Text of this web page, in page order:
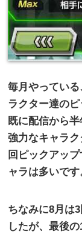
毎月やっている
ラクター達の
既に配信から
強力なキャラ
回ピックアッ
ャラは多いです
ちなみに8月は3
したが、最後の